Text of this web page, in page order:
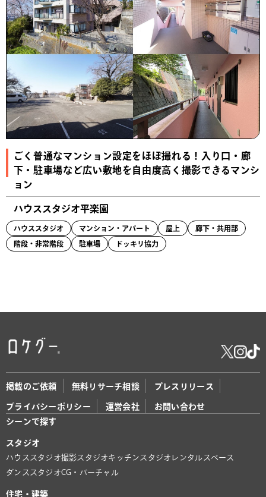
ごく普通なマンション設定をほぼ撮れる！入り口・廊
下・駐車場など広い敷地を自由度高く撮影できるマンシ
ョン
ハウススタジオ平楽園
ハウススタジオ マンション・アパート 屋上 廊下・共用部
階段・非常階段 駐車場 ドッキリ協力
掲載のご依頼 無料リサーチ相談 プレスリリース
プライバシーポリシー 運営会社
お問い合わせ
シーンで探す
スタジオ
ハウススタジオ撮影スタジオキッチンスタジオ レンタルスペース
ダンススタジオCG・バーチャル
住宅・建築